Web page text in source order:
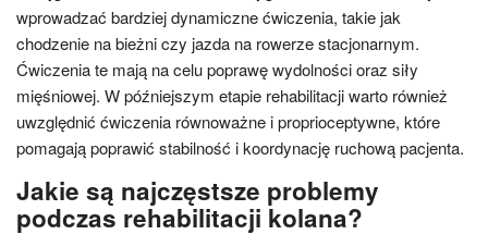
wprowadzać bardziej dynamiczne ćwiczenia, takie jak
chodzenie na bieżni czy jazda na rowerze stacjonarnym.
Ćwiczenia te mają na celu poprawę wydolności oraz siły
mięśniowej. W późniejszym etapie rehabilitacji warto również
uwzględnić ćwiczenia równoważne i proprioceptywne, które
pomagają poprawić stabilność i koordynację ruchową pacjenta.
Jakie są najczęstsze problemy
podczas rehabilitacji kolana?